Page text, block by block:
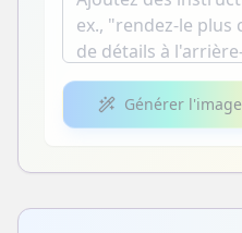
Générer l'image